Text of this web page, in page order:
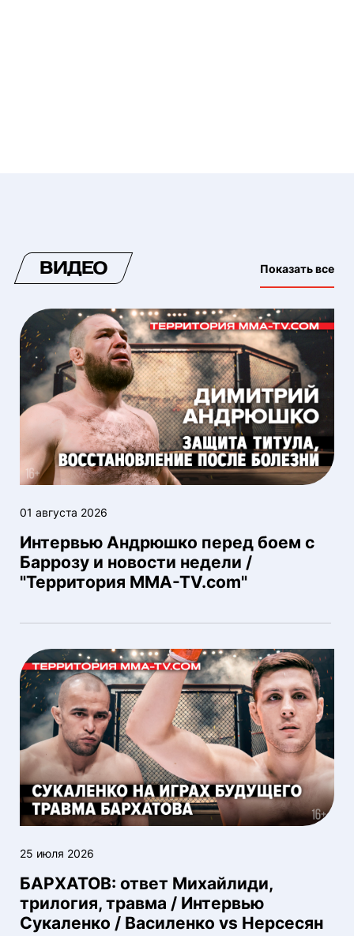
ВИДЕО Показать все
01 августа 2026
Интервью Андрюшко перед боем с
Баррозу и новости недели /
"Территория MMA-TV.com"
25 июля 2026
БАРХАТОВ: ответ Михайлиди,
трилогия, травма / Интервью
Сукаленко / Василенко vs Нерсесян